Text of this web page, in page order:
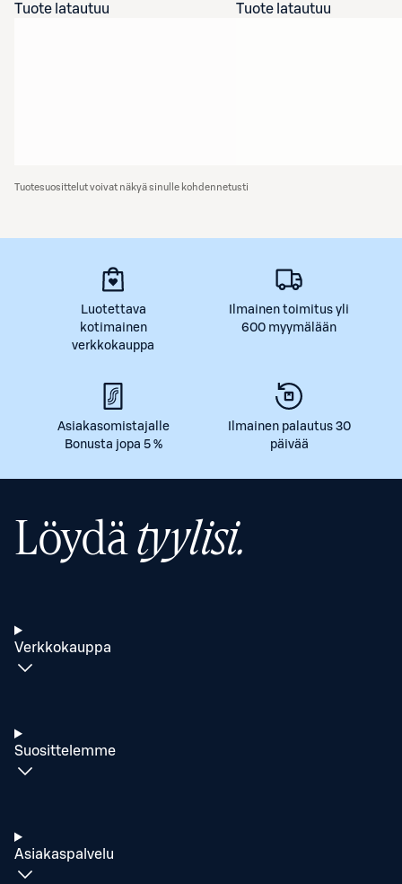
Tuote latautuu
Tuote latautuu
Tuotesuosittelut voivat näkyä sinulle kohdennetusti
Luotettava
kotimainen
verkkokauppa
Ilmainen toimitus yli
600 myymälään
Asiakasomistajalle
Bonusta jopa 5 %
Ilmainen palautus 30
päivää
Löydätyylisi.
Verkkokauppa
Suosittelemme
Asiakaspalvelu